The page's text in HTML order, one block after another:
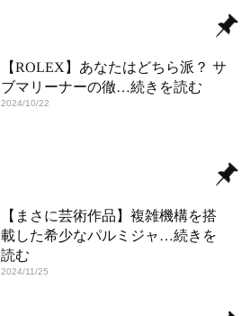
【ROLEX】あなたはどちら派？ サ
ブマリーナーの徹…続きを読む
2024/10/22
【まさに芸術作品】複雑機構を搭
載した希少なパルミジャ …続きを
読む
2024/11/25